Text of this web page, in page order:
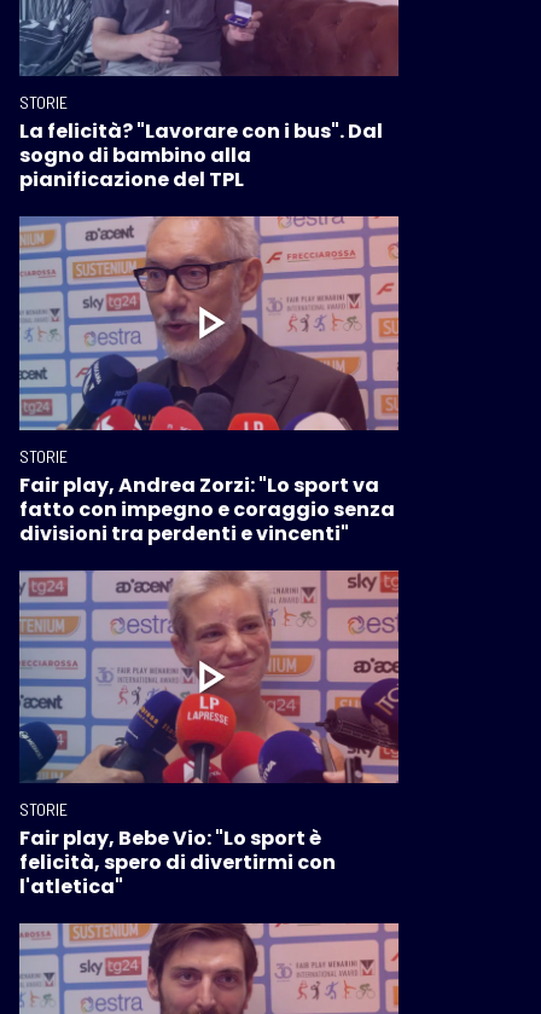
STORIE
La felicità? "Lavorare con i bus". Dal
sogno di bambino alla
pianificazione del TPL
STORIE
Fair play, Andrea Zorzi: "Lo sport va
fatto con impegno e coraggio senza
divisioni tra perdenti e vincenti"
STORIE
Fair play, Bebe Vio: "Lo sport è
felicità, spero di divertirmi con
l'atletica"